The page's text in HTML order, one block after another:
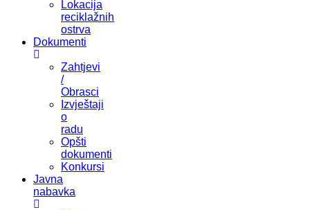
Lokacija
reciklažnih
ostrva
Dokumenti
Zahtjevi
/
Obrasci
Izvještaji
o
radu
Opšti
dokumenti
Konkursi
Javna
nabavka